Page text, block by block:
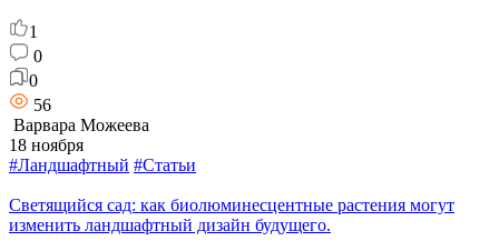
1
0
0
56
Варвара Можеева
18 ноября
#Ландшафтный #Статьи
Светящийся сад: как биолюминесцентные растения могут
изменить ландшафтный дизайн будущего.